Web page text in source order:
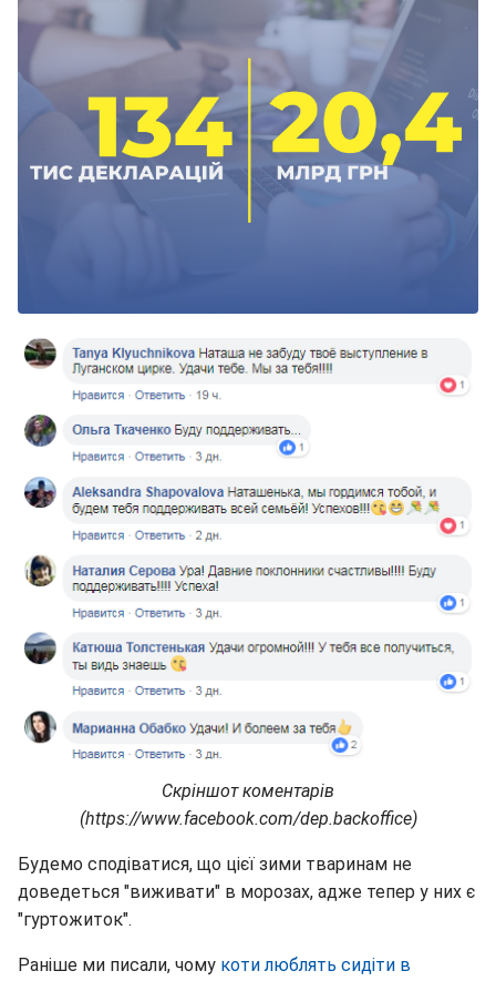
Скріншот коментарів
(https://www.facebook.com/dep.backoffice)
Будемо сподіватися, що цієї зими тваринам не
доведеться "виживати" в морозах, адже тепер у них є
"гуртожиток".
Раніше ми писали, чому коти люблять сидіти в